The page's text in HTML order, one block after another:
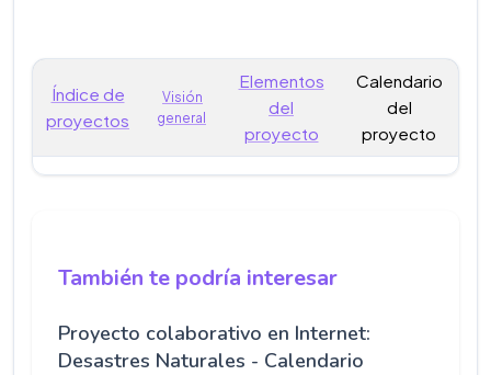
Índice de
proyectos
Visión
general
Elementos
del
proyecto
Calendario
del
proyecto
También te podría interesar
Proyecto colaborativo en Internet:
Desastres Naturales - Calendario